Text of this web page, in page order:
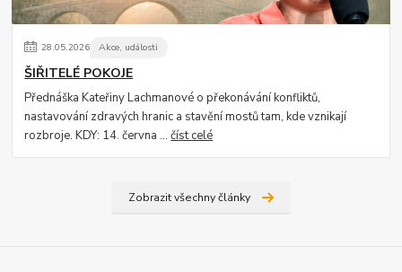
28.05.2026 Akce, události
ŠIŘITELÉ POKOJE
Přednáška Kateřiny Lachmanové o překonávání konfliktů,
nastavování zdravých hranic a stavění mostů tam, kde vznikají
rozbroje. KDY: 14. června ...číst celé
Zobrazit všechny články